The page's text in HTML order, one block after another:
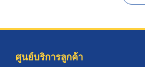
ศูนย์บริการลูกค้า